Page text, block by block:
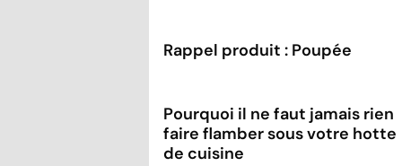
Rappel produit : Poupée
Pourquoi il ne faut jamais rien
faire flamber sous votre hotte
de cuisine